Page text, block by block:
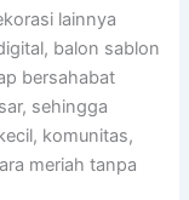
lainnya
balon sablon
bersahabat
sehingga
komunitas,
meriah tanpa